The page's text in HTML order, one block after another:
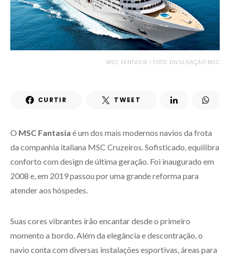
MSC FANTASIA | FOTO: DIVULGAÇÃO MSC
CURTIR TWEET
O MSC Fantasia é um dos mais modernos navios da frota
da companhia italiana MSC Cruzeiros. Sofisticado, equilibra
conforto com design de última geração. Foi inaugurado em
2008 e, em 2019 passou por uma grande reforma para
atender aos hóspedes.
Suas cores vibrantes irão encantar desde o primeiro
momento a bordo. Além da elegância e descontração, o
navio conta com diversas instalações esportivas, áreas para